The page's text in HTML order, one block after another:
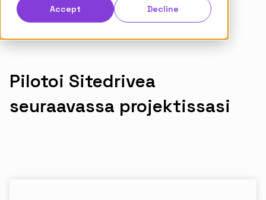
Accept Decline
Ura Sitedrivella
Norsk
Pilotoi Sitedrivea
seuraavassa projektissasi